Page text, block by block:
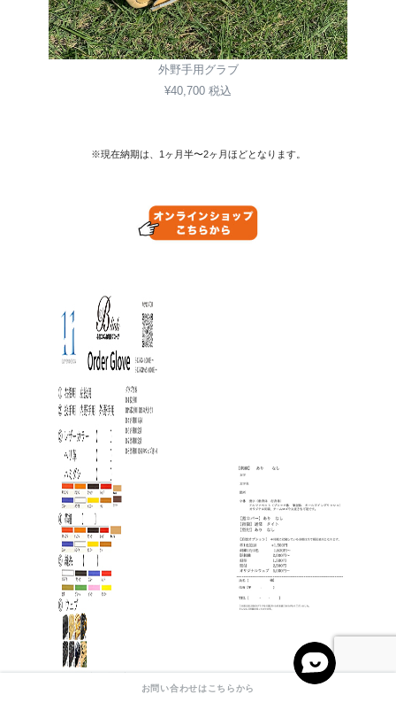
外野手用グラブ
¥40,700 税込
※現在納期は、1ヶ月半〜2ヶ月ほどとなります。
お問い合わせはこちらから